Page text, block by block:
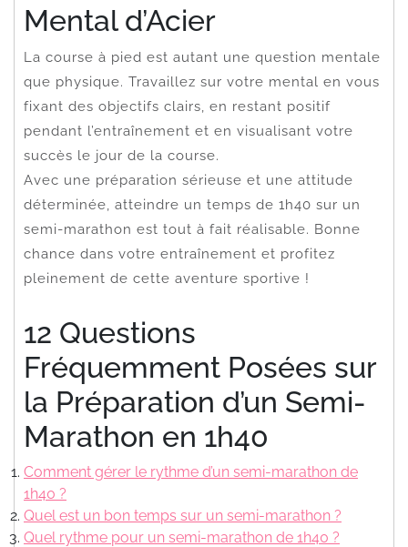
Mental d’Acier
La course à pied est autant une question mentale
que physique. Travaillez sur votre mental en vous
fixant des objectifs clairs, en restant positif
pendant l’entraînement et en visualisant votre
succès le jour de la course.
Avec une préparation sérieuse et une attitude
déterminée, atteindre un temps de 1h40 sur un
semi-marathon est tout à fait réalisable. Bonne
chance dans votre entraînement et profitez
pleinement de cette aventure sportive !
12 Questions
Fréquemment Posées sur
la Préparation d’un Semi-
Marathon en 1h40
Comment gérer le rythme d’un semi-marathon de
1h40 ?
Quel est un bon temps sur un semi-marathon ?
Quel rythme pour un semi-marathon de 1h40 ?